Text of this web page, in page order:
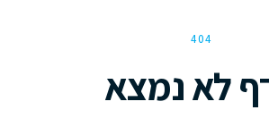
404
לא נמצא